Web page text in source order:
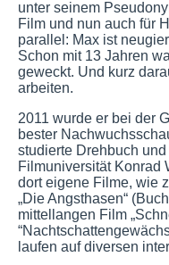
unter seinem
Film und nun auch für
parallel: Max ist
Schon mit 13 Jahren
geweckt. Und kurz
arbeiten.
2011 wurde er bei der
bester
studierte Drehbuch
Filmuniversität Konrad
dort eigene Filme, wie
„Die Angsthasen“
mittellangen Film
laufen auf diversen